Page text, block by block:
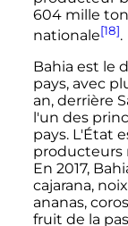
604 mille
nationale[18].
Bahia est le
pays, avec
an, derrière
l'un des
pays. L'État
producteurs
En 2017,
cajarana,
ananas,
fruit de la